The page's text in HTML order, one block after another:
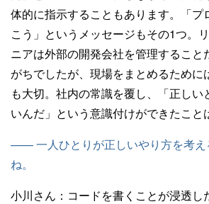
体的に指示することもあります。「プ
こう」というメッセージもその1つ。
ニアは外部の開発会社を管理すること
がちでしたが、現場をまとめるために
も大切。社内の常識を覆し、「正しい
いんだ」という意識付けができたこと
—— 一人ひとりが正しいやり方を考え
ね。
小川さん： コードを書くことが浸透